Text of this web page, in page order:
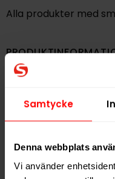
Samtycke
Denna webbplats
Vi använder
Alla produkter med
Typ
Nikotin per gram
Nikotin per portion